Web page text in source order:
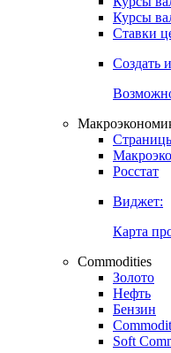
Индикаторы
Поиск
Курсы
Ставки
Создать
Страницы
Росстат
Виджет:
Карта
Commodities
Золото